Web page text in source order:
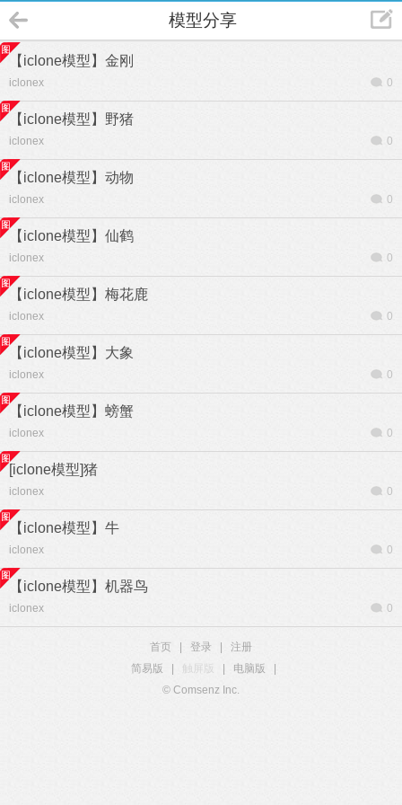
模型分享
【iclone模型】金刚
iclonex 0
【iclone模型】野猪
iclonex 0
【iclone模型】动物
iclonex 0
【iclone模型】仙鹤
iclonex 0
【iclone模型】梅花鹿
iclonex 0
【iclone模型】大象
iclonex 0
【iclone模型】螃蟹
iclonex 0
[iclone模型]猪
iclonex 0
【iclone模型】牛
iclonex 0
【iclone模型】机器鸟
iclonex 0
首页 登录
注册
简易版
触屏版 电脑版
© Comsenz Inc.